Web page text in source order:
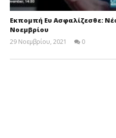
Εκπομπή Ευ Ασφαλίζεσθε:
Νοεμβρίου
29 Νοεμβρίου, 2021
Insurance
0